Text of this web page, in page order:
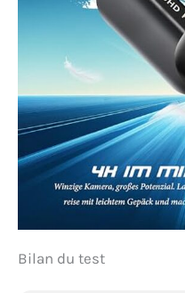
Bilan du test